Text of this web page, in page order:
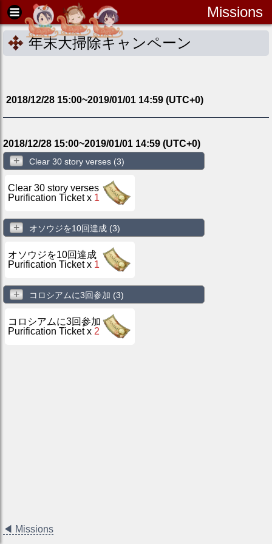
Missions
年末大掃除キャンペーン
2018/12/28 15:00~2019/01/01 14:59 (UTC+0)
2018/12/28 15:00~2019/01/01 14:59 (UTC+0)
+ Clear 30 story verses (3)
Clear 30 story verses
Purification Ticketx 1
+ オソウジを10回達成 (3)
オソウジを10回達成
Purification Ticketx 1
+ コロシアムに3回参加 (3)
コロシアムに3回参加
Purification Ticketx 2
◀ Missions